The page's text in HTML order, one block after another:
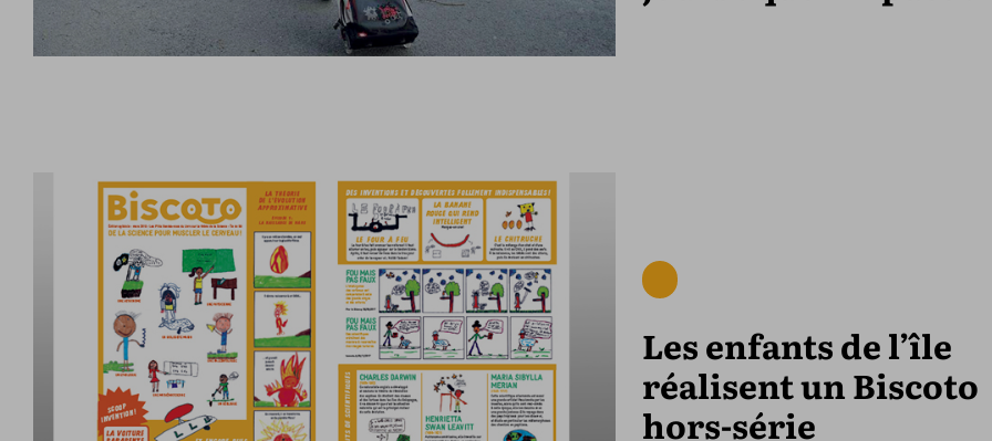
Les enfants de l’île
réalisent un Biscoto
hors-série